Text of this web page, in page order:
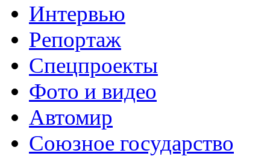
Интервью
Репортаж
Спецпроекты
Фото и видео
Автомир
Союзное государство